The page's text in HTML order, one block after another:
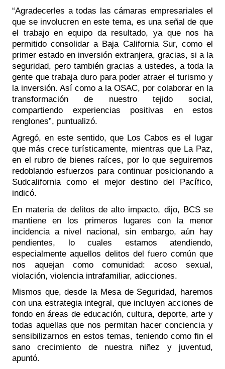
“Agradecerles a todas las cámaras empresariales el
que se involucren en este tema, es una señal de que
el trabajo en equipo da resultado, ya que nos ha
permitido consolidar a Baja California Sur, como el
primer estado en inversión extranjera, gracias, si a la
seguridad, pero también gracias a ustedes, a toda la
gente que trabaja duro para poder atraer el turismo y
la inversión. Así como a la OSAC, por colaborar en la
transformación de nuestro tejido social,
compartiendo experiencias positivas en estos
renglones”, puntualizó.
Agregó, en este sentido, que Los Cabos es el lugar
que más crece turísticamente, mientras que La Paz,
en el rubro de bienes raíces, por lo que seguiremos
redoblando esfuerzos para continuar posicionando a
Sudcalifornia como el mejor destino del Pacífico,
indicó.
En materia de delitos de alto impacto, dijo, BCS se
mantiene en los primeros lugares con la menor
incidencia a nivel nacional, sin embargo, aún hay
pendientes, lo cuales estamos atendiendo,
especialmente aquellos delitos del fuero común que
nos aquejan como comunidad: acoso sexual,
violación, violencia intrafamiliar, adicciones.
Mismos que, desde la Mesa de Seguridad, haremos
con una estrategia integral, que incluyen acciones de
fondo en áreas de educación, cultura, deporte, arte y
todas aquellas que nos permitan hacer conciencia y
sensibilizarnos en estos temas, teniendo como fin el
sano crecimiento de nuestra niñez y juventud,
apuntó.